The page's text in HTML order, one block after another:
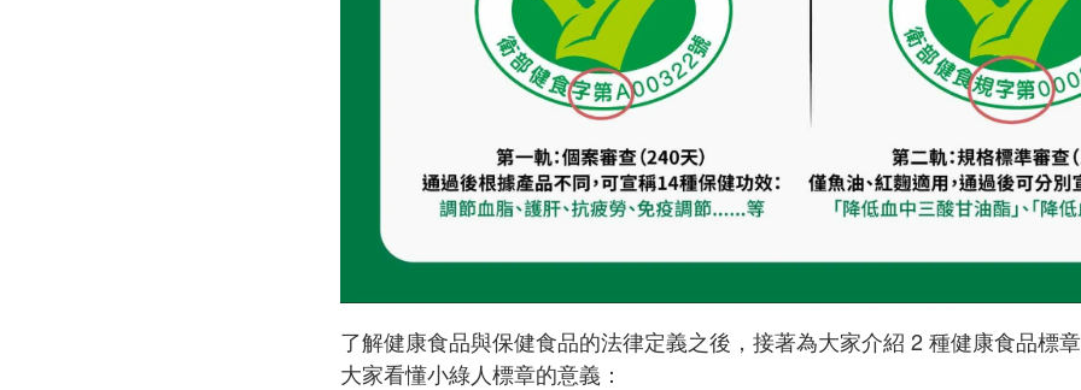
了解健康食品與保健食品的法律定義之後，接著為大家介紹 2 種健康食品標
大家看懂小綠人標章的意義：